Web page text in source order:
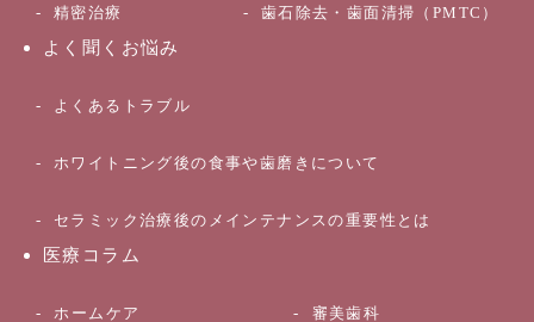
精密治療 歯石除去・歯面清掃（PMTC）
よく聞くお悩み
よくあるトラブル
ホワイトニング後の食事や歯磨きについて
セラミック治療後のメインテナンスの重要性とは
医療コラム
ホームケア 審美歯科